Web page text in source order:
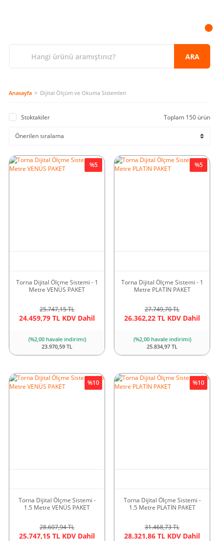
ARA
Anasayfa Dijital Ölçüm ve Okuma Sistemleri
Stoktakiler Toplam 150 ürün
Torna Dijital Ölçme Sistemi - 1
Metre VENÜS PAKET
25.747,15 TL
24.459,79 TL KDV Dahil
%5
(%2,00 havale indirimi)
23.970,59 TL
Torna Dijital Ölçme Sistemi - 1
Metre PLATİN PAKET
27.749,70 TL
26.362,22 TL KDV Dahil
%5
(%2,00 havale indirimi)
25.834,97 TL
Torna Dijital Ölçme Sistemi -
1.5 Metre VENÜS PAKET
28.607,94 TL
25.747,15 TL KDV Dahil
%10
Torna Dijital Ölçme Sistemi -
1.5 Metre PLATİN PAKET
31.468,73 TL
28.321,86 TL KDV Dahil
%10